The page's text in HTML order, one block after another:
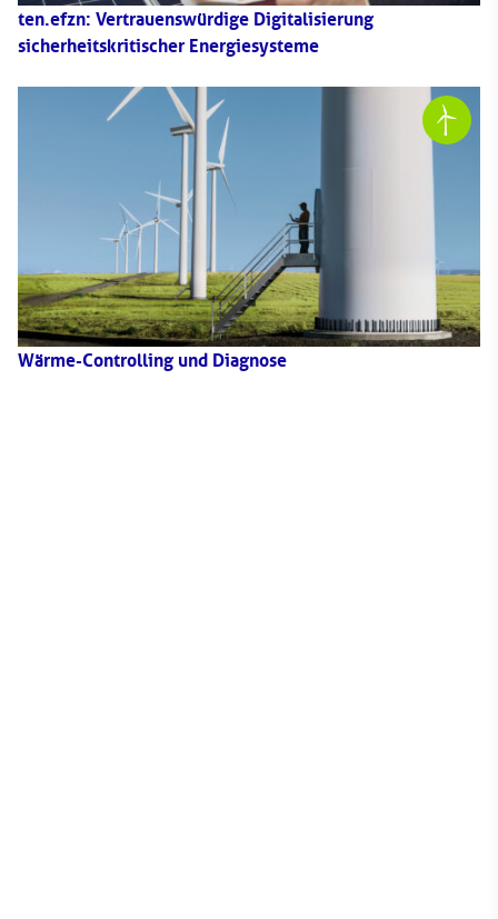
ten.efzn: Vertrauenswürdige Digitalisierung
sicherheitskritischer Energiesysteme
Wärme-Controlling und Diagnose